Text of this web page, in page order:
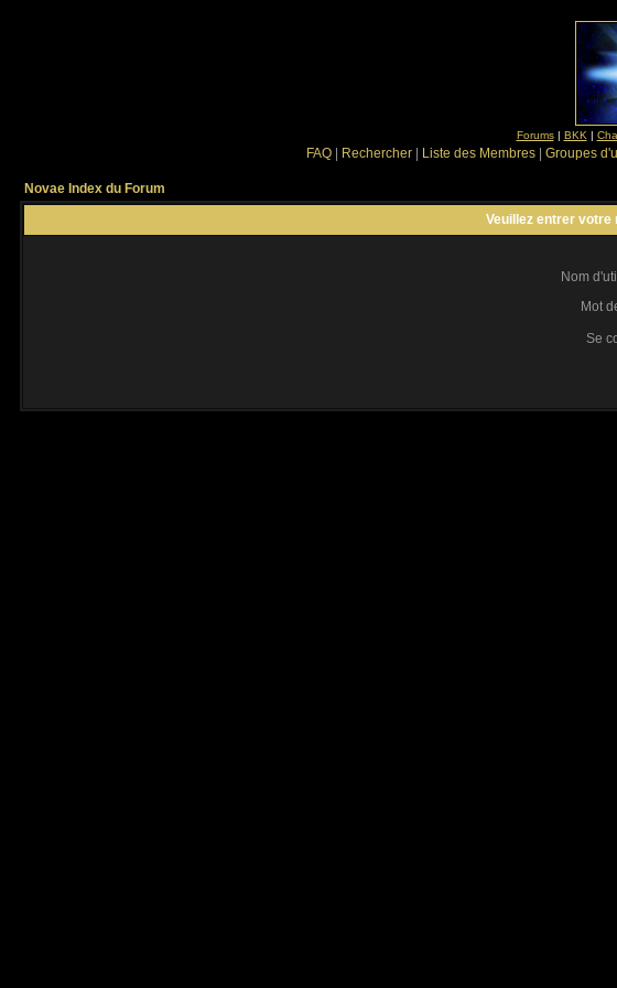
Forums| BKK |
FAQ Rechercher Liste des Membres Groupes
Novae Index du Forum
Veuillez entrer votre
Nom
Mot
Se